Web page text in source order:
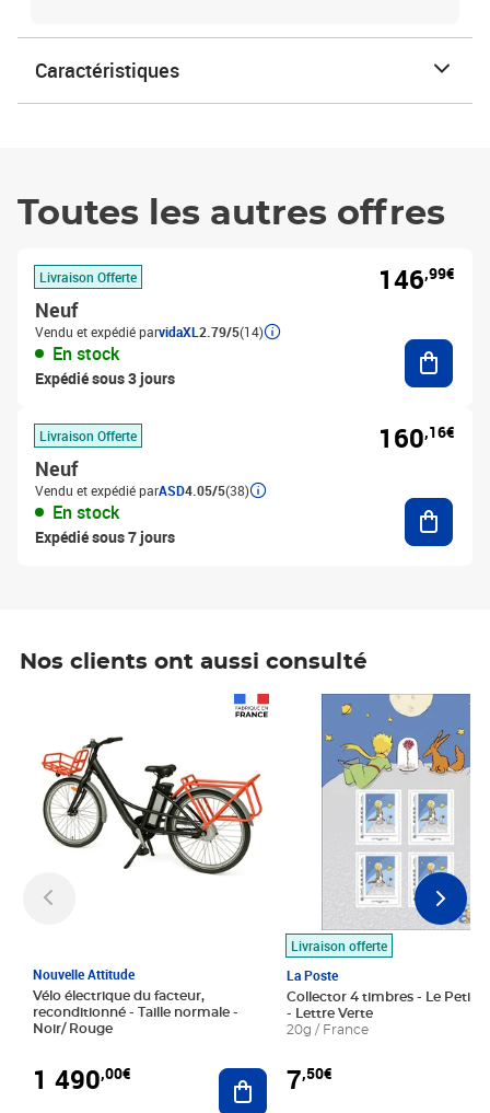
Caractéristiques
Toutes les autres offres
Livraison Offerte
Neuf
Vendu et expédié parvidaXL 2.79/5(14)
En stock
Expédié sous 3 jours
146,99€
Livraison Offerte
Neuf
Vendu et expédié parASD4.05/5(38)
En stock
Expédié sous 7 jours
160,16€
Nos clients ont aussi consulté
Nouvelle Attitude
Vélo électrique du facteur,
reconditionné - Taille normale -
Noir/ Rouge
1 490,00€ Ajouter au panier
Livraison offerte
La Poste
Collector 4 timbres - Le Petit
- Lettre Verte
20g / France
7,50€
Prix 7,50€